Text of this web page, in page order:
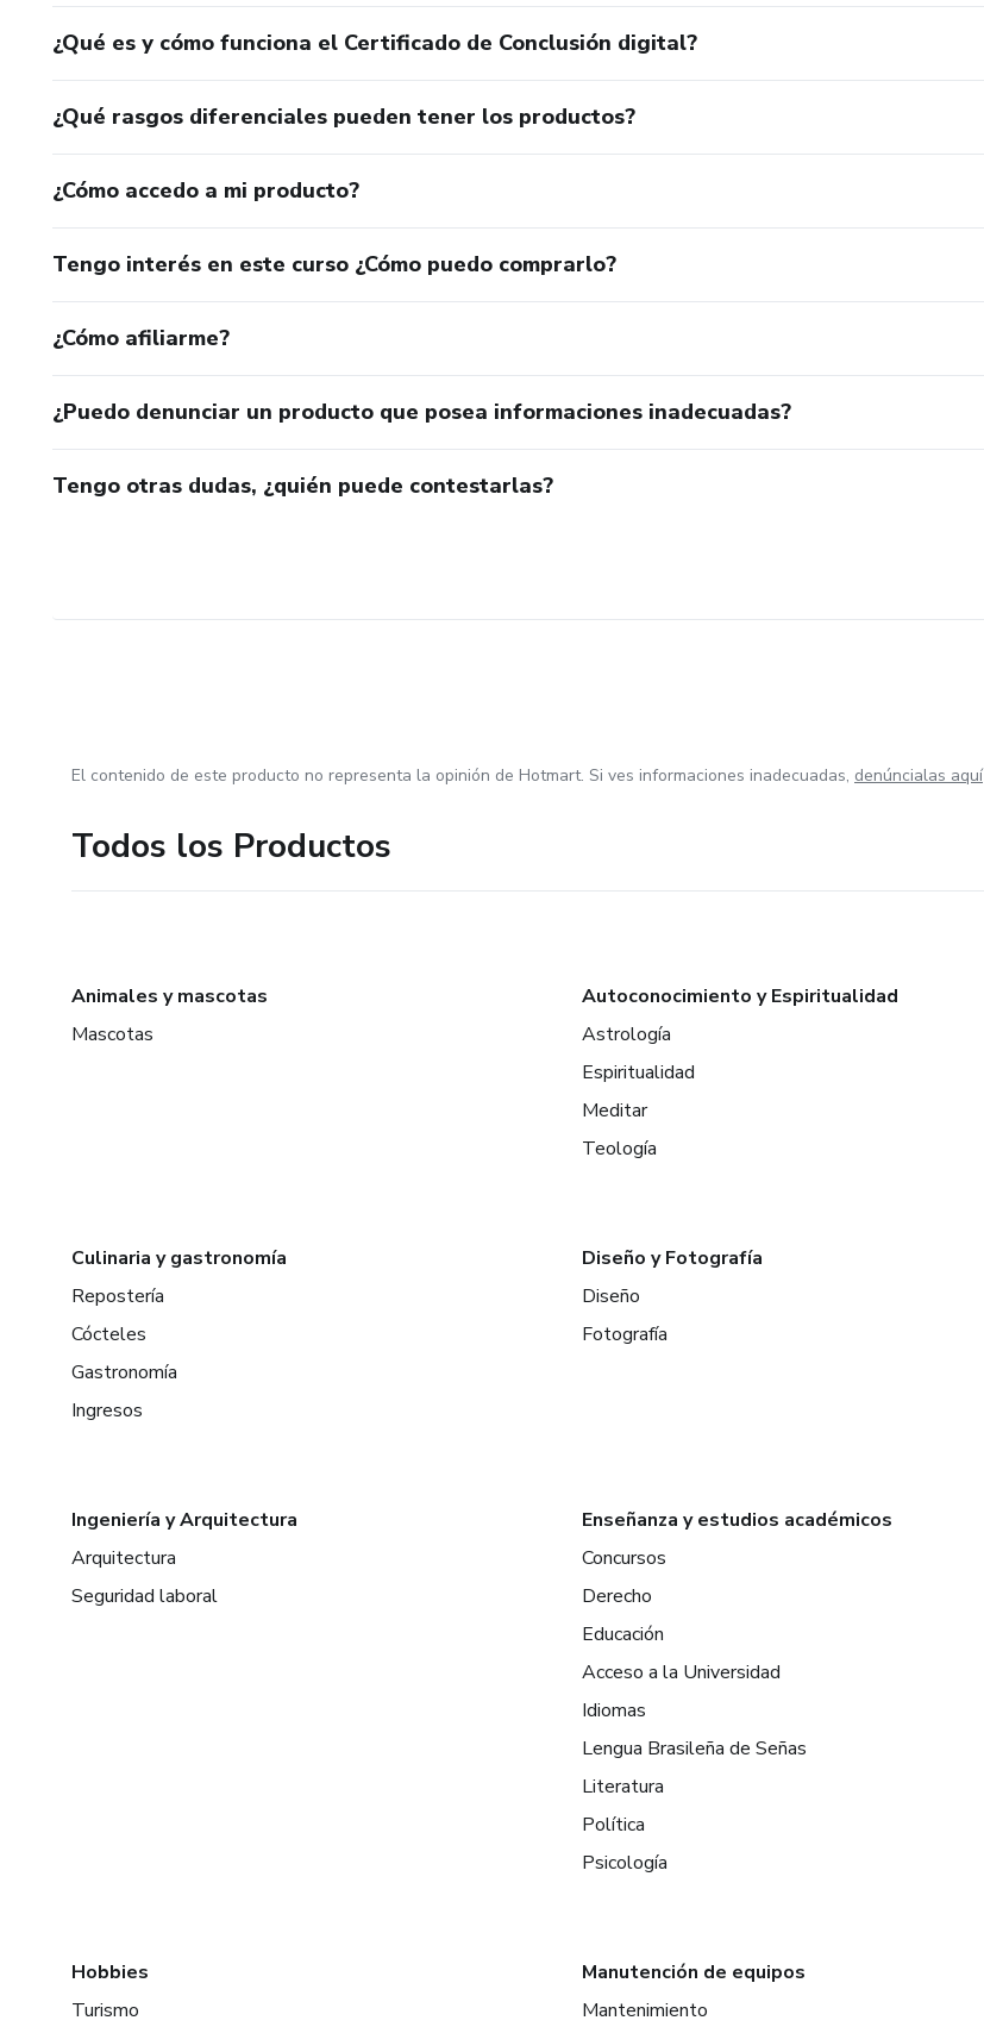
¿Qué es y cómo funciona el Certificado de Conclusión digital?
¿Qué rasgos diferenciales pueden tener los productos?
¿Cómo accedo a mi producto?
Tengo interés en este curso ¿Cómo puedo comprarlo?
¿Cómo afiliarme?
¿Puedo denunciar un producto que posea informaciones inadecuadas?
Tengo otras dudas, ¿quién puede contestarlas?
El contenido de este producto no representa la opinión de Hotmart. Si ves informaciones inadecuadas, denúncialas aquí
Todos los Productos
Animales y mascotas
Mascotas
Autoconocimiento y Espiritualidad
Astrología
Espiritualidad
Meditar
Teología
Culinaria y gastronomía
Repostería
Cócteles
Gastronomía
Ingresos
Diseño y Fotografía
Diseño
Fotografía
Ingeniería y Arquitectura
Arquitectura
Seguridad laboral
Enseñanza y estudios académicos
Concursos
Derecho
Educación
Acceso a la Universidad
Idiomas
Lengua Brasileña de Señas
Literatura
Política
Psicología
Hobbies
Turismo
Manutención de equipos
Mantenimiento